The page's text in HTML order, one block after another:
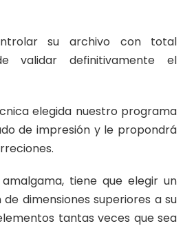
su archivo con total
validar definitivamente el
elegida nuestro programa
de impresión y le propondrá
tiene que elegir un
dimensiones superiores a su
tantas veces que sea